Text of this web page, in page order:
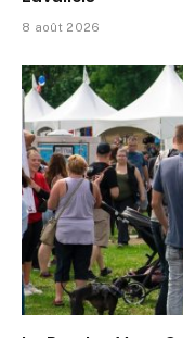
8 août 2026